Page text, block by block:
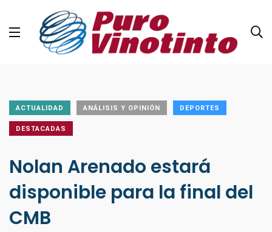
ACTUALIDAD ANÁLISIS Y OPINIÓN DEPORTES
DESTACADAS
Nolan Arenado estará
disponible para la final del
CMB